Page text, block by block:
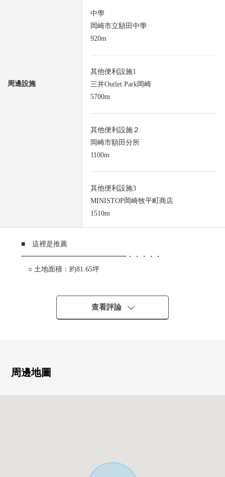
周邊設施
中學
岡崎市立額田中學
920m
其他便利設施1
三井Outlet Park岡崎
5700m
其他便利設施２
岡崎市額田分所
1100m
其他便利設施3
MINISTOP岡崎牧平町商店
1510m
■ 這裡是推薦
━━━━━━━━━━━━━━━・・・・・
○ 土地面積：約81.65坪
○ 沒有建築條件…能在喜歡的House廠商、建築公司建造
查看評論
周邊地圖